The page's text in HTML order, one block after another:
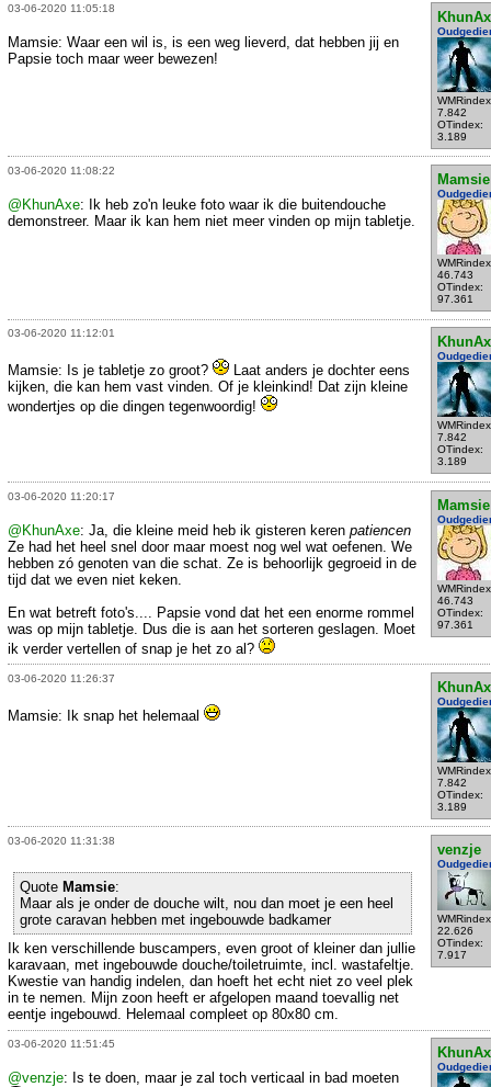
03-06-2020 11:05:18
7.842
OTindex:
3.189
Mamsie: Waar een wil is, is een weg lieverd, dat hebben jij en
Papsie toch maar weer bewezen!
03-06-2020 11:08:22
Mamsie
46.743
OTindex:
97.361
@KhunAxe: Ik heb zo'n leuke foto waar ik die buitendouche
demonstreer. Maar ik kan hem niet meer vinden op mijn tabletje.
03-06-2020 11:12:01
7.842
OTindex:
3.189
Mamsie: Is je tabletje zo groot?
Laat anders je dochter eens
kijken, die kan hem vast vinden. Of je kleinkind! Dat zijn kleine
wondertjes op die dingen tegenwoordig!
03-06-2020 11:20:17
Mamsie
46.743
OTindex:
97.361
@KhunAxe: Ja, die kleine meid heb ik gisteren keren patiencen
Ze had het heel snel door maar moest nog wel wat oefenen. We
hebben zó genoten van die schat. Ze is behoorlijk gegroeid in de
tijd dat we even niet keken.
En wat betreft foto's.... Papsie vond dat het een enorme rommel
was op mijn tabletje. Dus die is aan het sorteren geslagen. Moet
ik verder vertellen of snap je het zo al?
03-06-2020 11:26:37
7.842
OTindex:
3.189
Mamsie: Ik snap het helemaal
03-06-2020 11:31:38
venzje
22.626
OTindex:
7.917
Quote Mamsie:
Maar als je onder de douche wilt, nou dan moet je een heel
grote caravan hebben met ingebouwde badkamer
Ik ken verschillende buscampers, even groot of kleiner dan jullie
karavaan, met ingebouwde douche/toiletruimte, incl. wastafeltje.
Kwestie van handig indelen, dan hoeft het echt niet zo veel plek
in te nemen. Mijn zoon heeft er afgelopen maand toevallig net
eentje ingebouwd. Helemaal compleet op 80x80 cm.
03-06-2020 11:51:45
@venzje: Is te doen, maar je zal toch verticaal in bad moeten